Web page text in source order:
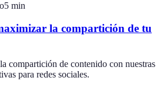
5 min
la compartición de tu
compartición de contenido con nuestras
para redes sociales.